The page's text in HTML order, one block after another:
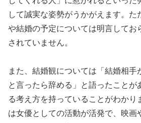
して誠実な姿勢がうかがえます。た
や結婚の予定については明言してお
されていません。
また、結婚観については「結婚相手
と言ったら辞める」と語ったことが
る考え方を持っていることがわかり
は女優としての活動が活発で、映画